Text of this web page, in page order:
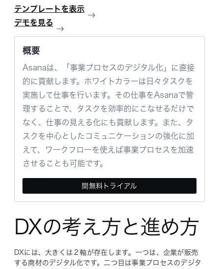
テンプレートを表示
デモを見る
概要
Asanaは、「事業プロセスのデジタル化」に直接
的に貢献します。ホワイトカラーは日々タスクを
実施して仕事を行います。その仕事をAsanaで管
理することで、タスクを効率的にこなせるだけで
なく、仕事の見える化にも貢献します。また、タ
スクを中心としたコミュニケーションの強化に加
えて、ワークフローを使えば事業プロセスを加速
させることも可能です。
間無料トライアル
DXの考え方と進め方
DXには、大きくは２軸が存在します。一つは、企業が販売
する商材のデジタル化です。二つ目は事業プロセスのデジタ